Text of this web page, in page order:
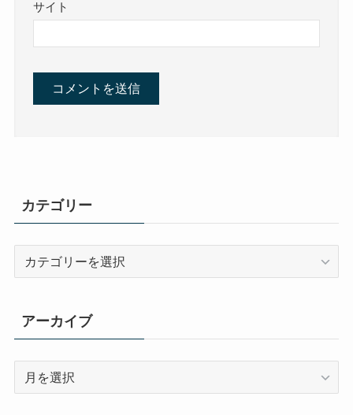
サイト
カテゴリー
リ
ー
アーカイブ